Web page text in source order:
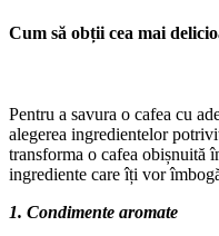
Cum să obții cea mai
Pentru a savura o cafea cu
alegerea ingredientelor
transforma o cafea obișnuită
ingrediente care îți vor
1. Condimente aromate